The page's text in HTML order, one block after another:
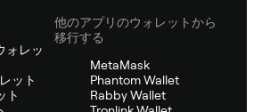
ォレッ
ット
ト
他のアプリのウォレットから
移行する
MetaMask
Phantom Wallet
Rabby Wallet